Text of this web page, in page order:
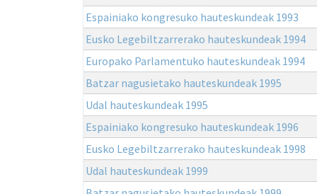
Espainiako kongresuko hauteskundeak 1993
Eusko Legebiltzarrerako hauteskundeak 1994
Europako Parlamentuko hauteskundeak 1994
Batzar nagusietako hauteskundeak 1995
Udal hauteskundeak 1995
Espainiako kongresuko hauteskundeak 1996
Eusko Legebiltzarrerako hauteskundeak 1998
Udal hauteskundeak 1999